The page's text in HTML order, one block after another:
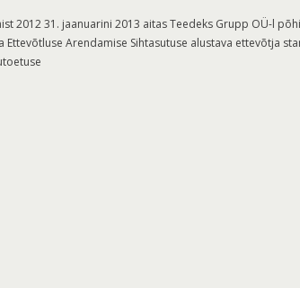
2012 31. jaanuarini 2013 aitas Teedeks Grupp OÜ-l
Ettevõtluse Arendamise Sihtasutuse alustava ettevõtja